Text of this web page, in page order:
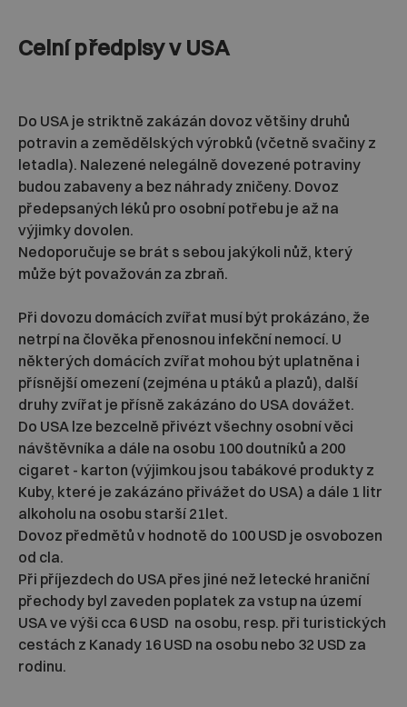
Celní předpisy v USA
Do USA je striktně zakázán dovoz většiny druhů
potravin a zemědělských výrobků (včetně svačiny z
letadla). Nalezené nelegálně dovezené potraviny
budou zabaveny a bez náhrady zničeny. Dovoz
předepsaných léků pro osobní potřebu je až na
výjimky dovolen.
Nedoporučuje se brát s sebou jakýkoli nůž, který
může být považován za zbraň.
Při dovozu domácích zvířat musí být prokázáno, že
netrpí na člověka přenosnou infekční nemocí. U
některých domácích zvířat mohou být uplatněna i
přísnější omezení (zejména u ptáků a plazů), další
druhy zvířat je přísně zakázáno do USA dovážet.
Do USA lze bezcelně přivézt všechny osobní věci
návštěvníka a dále na osobu 100 doutníků a 200
cigaret - karton (výjimkou jsou tabákové produkty z
Kuby, které je zakázáno přivážet do USA) a dále 1 litr
alkoholu na osobu starší 21let.
Dovoz předmětů v hodnotě do 100 USD je osvobozen
od cla.
Při příjezdech do USA přes jiné než letecké hraniční
přechody byl zaveden poplatek za vstup na území
USA ve výši cca 6 USD na osobu, resp. při turistických
cestách z Kanady 16 USD na osobu nebo 32 USD za
rodinu.